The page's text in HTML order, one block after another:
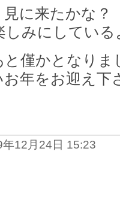
に来たかな？
しみにしている
僅かとなりま
年をお迎え下
12月24日 15:23